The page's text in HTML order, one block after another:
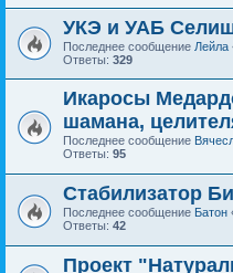
УКЭ и УАБ
Последнее сообщение Лейла
Ответы: 329
Икаросы
шамана,
Последнее сообщение
Ответы: 95
Стабилизатор
Последнее сообщение Батон
Ответы: 42
Проект